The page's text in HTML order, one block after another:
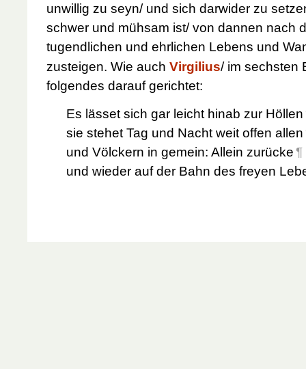
unwillig zu seyn/ und sich darwider zu
schwer und mühsam ist/ von dannen nach
tugendlichen und ehrlichen Lebens und
zusteigen. Wie auch Virgilius/ im sechsten
folgendes darauf gerichtet:
Es lässet sich gar leicht hinab zur Höllen
sie stehet Tag und Nacht weit offen allen
und Völckern in gemein: Allein zurücke ¶
und wieder auf der Bahn des freyen